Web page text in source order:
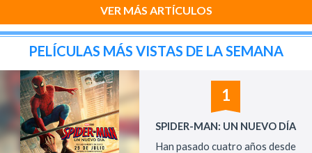
VER MÁS ARTÍCULOS
PELÍCULAS MÁS VISTAS DE LA SEMANA
1
SPIDER-MAN: UN NUEVO DÍA
Han pasado cuatro años desde